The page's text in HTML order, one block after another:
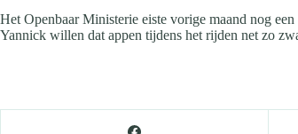
Het Openbaar Ministerie eiste vorige maand nog
Yannick willen dat appen tijdens het rijden net zo